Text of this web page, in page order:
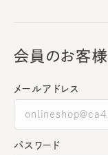
会員のお客様
メールアドレス
パスワード